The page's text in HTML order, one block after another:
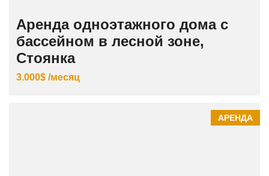
Аренда одноэтажного дома с
бассейном в лесной зоне,
Стоянка
3.000$ /месяц
АРЕНДА